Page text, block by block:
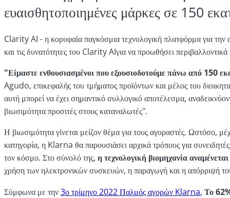
ευαισθητοποιημένες μάρκες σε 150
Clarity AI - η κορυφαία παγκόσμια τεχνολογική πλατφόρμα για την
και τις δυνατότητες του Clarity AIγια να προωθήσει
"Είμαστε ενθουσιασμένοι που εξουσιοδοτούμε πάνω από 150
Agudo, επικεφαλής του τμήματος προϊόντων και μέλος του
αυτή μπορεί να έχει σημαντικό συλλογικό αποτέλεσμα,
βιωσιμότητα προσιτές στους καταναλωτές".
Η βιωσιμότητα γίνεται μείζον θέμα για τους αγοραστές. Ωστόσο,
κατηγορία, η Klarna θα παρουσιάσει αρχικά τρόπους για
τον κόσμο. Στο σύνολό της, η τεχνολογική βιομηχανία
χρήση των ηλεκτρονικών συσκευών, η παραγωγή και η απόρριψή
Σύμφωνα με την3ο τρίμηνο 2022 Παλμός αγορών Klarna, Το